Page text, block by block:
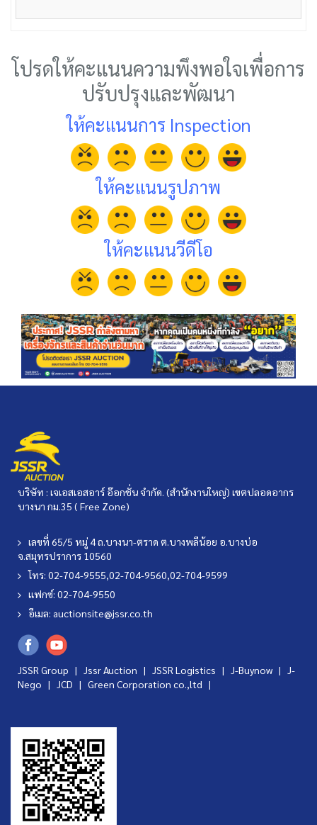
โปรดให้คะแนนความพึงพอใจเพื่อการ
ปรับปรุงและพัฒนา
ให้คะแนนการ Inspection
ให้คะแนนรูปภาพ
ให้คะแนนวีดีโอ
บริษัท : เจเอสเอสอาร์ อ๊อกชั่น จำกัด. (สำนักงานใหญ่) เขตปลอดอากร
บางนา กม.35 ( Free Zone)
เลขที่ 65/5 หมู่ 4 ถ.บางนา-ตราด ต.บางพลีน้อย อ.บางบ่อ
จ.สมุทรปราการ 10560
โทร: 02-704-9555,02-704-9560,02-704-9599
แฟกซ์: 02-704-9550
อีเมล: auctionsite@jssr.co.th
JSSR Group | Jssr Auction | JSSR Logistics | J-Buynow | J-
Nego | JCD | Green Corporation co.,ltd |